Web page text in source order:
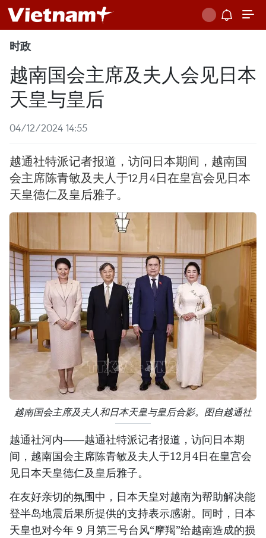
时政
越南国会主席及夫人会见日本
天皇与皇后
04/12/2024 14:55
越通社特派记者报道，访问日本期间，越南国
会主席陈青敏及夫人于12月4日在皇宫会见日本
天皇德仁及皇后雅子。
越南国会主席及夫人和日本天皇与皇后合影。图自越通社
越通社河内——越通社特派记者报道，访问日本期
间，越南国会主席陈青敏及夫人于12月4日在皇宫会
见日本天皇德仁及皇后雅子。
在友好亲切的氛围中，日本天皇对越南为帮助解决能
登半岛地震后果所提供的支持表示感谢。同时，日本
天皇也对今年 9 月第三号台风“摩羯”给越南造成的损